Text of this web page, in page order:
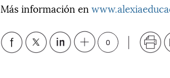
Más información en
0